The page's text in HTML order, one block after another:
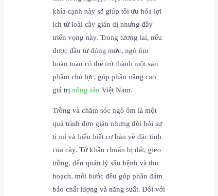
khía cạnh này sẽ giúp tối ưu hóa lợi
ích từ loài cây giản dị nhưng đầy
triển vọng này. Trong tương lai, nếu
được đầu tư đúng mức, ngò ôm
hoàn toàn có thể trở thành một sản
phẩm chủ lực, góp phần nâng cao
giá trịnông sản Việt Nam.
Trồng và chăm sóc ngò ôm là một
quá trình đơn giản nhưng đòi hỏi sự
tỉ mỉ và hiểu biết cơ bản về đặc tính
của cây. Từ khâu chuẩn bị đất, gieo
trồng, đến quản lý sâu bệnh và thu
hoạch, mỗi bước đều góp phần đảm
bảo chất lượng và năng suất. Đối với